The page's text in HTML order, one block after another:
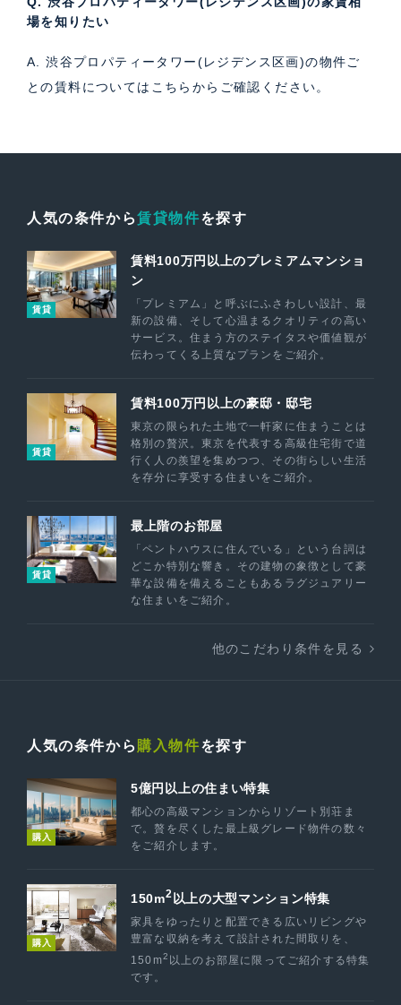
場を知りたい
A. 渋谷プロパティータワー(レジデンス区画)の物件ご
との賃料については こちら からご確認ください。
人気の条件から賃貸物件を探す
賃貸
賃料100万円以上のプレミアムマンショ
ン
「プレミアム」と呼ぶにふさわしい設計、最
新の設備、そして心温まるクオリティの高い
サービス。住まう方のステイタスや価値観が
伝わってくる上質なプランをご紹介。
賃貸
賃料100万円以上の豪邸・邸宅
東京の限られた土地で一軒家に住まうことは
格別の贅沢。東京を代表する高級住宅街で道
行く人の羨望を集めつつ、その街らしい生活
を存分に享受する住まいをご紹介。
賃貸
最上階のお部屋
「ペントハウスに住んでいる」という台詞は
どこか特別な響き。その建物の象徴として豪
華な設備を備えることもあるラグジュアリー
な住まいをご紹介。
他のこだわり条件を見る
人気の条件から 購入物件を探す
購入
5億円以上の住まい特集
都心の高級マンションからリゾート別荘ま
で。贅を尽くした最上級グレード物件の数々
をご紹介します。
購入
150m2 以上の大型マンション特集
家具をゆったりと配置できる広いリビングや
豊富な収納を考えて設計された間取りを、
150m2 以上のお部屋に限ってご紹介する特集
です。